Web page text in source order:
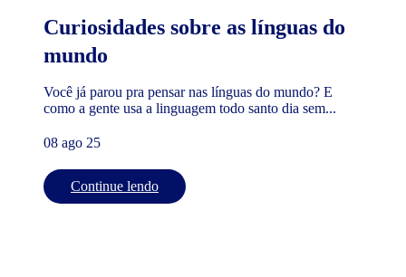
Curiosidades sobre as línguas do
mundo
Você já parou pra pensar nas línguas do mundo? E
como a gente usa a linguagem todo santo dia sem...
08 ago 25
Continue lendo